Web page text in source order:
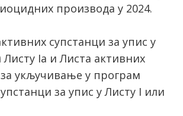
производа у 2024.
супстанци за упис у
Листу Iа и Листa активних
укључивање у програм
за упис у Листу I или